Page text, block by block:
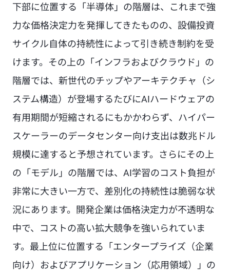
下部に位置する「半導体」の階層は、これまで強
力な価格決定力を発揮してきたものの、設備投資
サイクル自体の持続性によって引き続き制約を受
けます。その上の「インフラおよびクラウド」の
階層では、新世代のチップやアーキテクチャ（シ
ステム構造）が登場するたびにAIハードウェアの
有用期間が短縮されるにもかかわらず、ハイパー
スケーラーのデータセンター向け支出は数兆ドル
規模に達すると予想されています。さらにその上
の「モデル」の階層では、AI学習のコスト負担が
非常に大きい一方で、差別化の持続性は脆弱な状
況にあります。開発企業は価格決定力が不透明な
中で、コストの高い拡大競争を強いられていま
す。最上位に位置する「エンタープライズ（企業
向け）およびアプリケーション（応用領域）」の